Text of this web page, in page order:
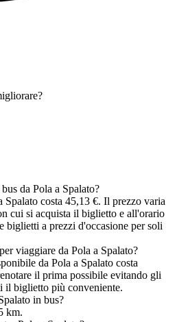
da Pola a Spalato?
costa 45,13 €. Il prezzo varia
cui si acquista il biglietto e all'orario
biglietti a prezzi d'occasione per soli
viaggiare da Pola a Spalato?
da Pola a Spalato costa
il prima possibile evitando gli
il biglietto più conveniente.
in bus?
km.